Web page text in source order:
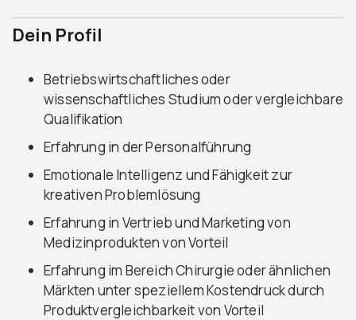
Dein Profil
Betriebswirtschaftliches oder
wissenschaftliches Studium oder vergleichbare
Qualifikation
Erfahrung in der Personalführung
Emotionale Intelligenz und Fähigkeit zur
kreativen Problemlösung
Erfahrung in Vertrieb und Marketing von
Medizinprodukten von Vorteil
Erfahrung im Bereich Chirurgie oder ähnlichen
Märkten unter speziellem Kostendruck durch
Produktvergleichbarkeit von Vorteil